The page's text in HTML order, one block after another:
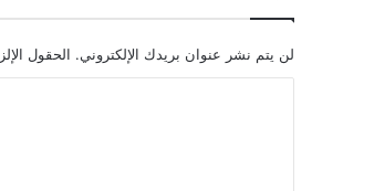
لن يتم نشر عنوان بريدك الإلكتروني. الحقول